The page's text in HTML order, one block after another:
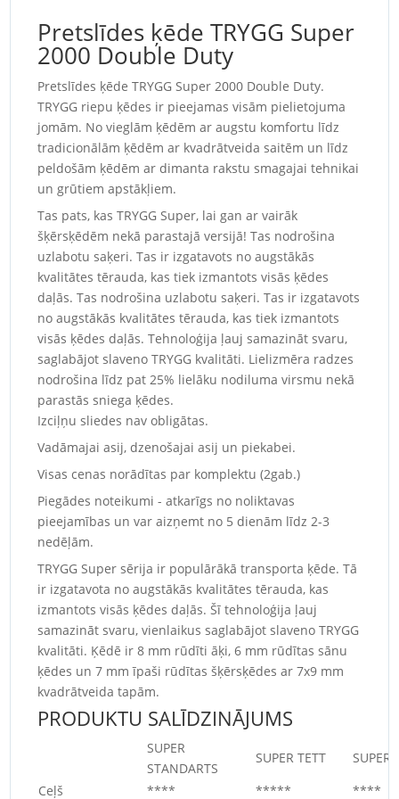
Pretslīdes ķēde TRYGG Super
2000 Double Duty
Pretslīdes ķēde TRYGG Super 2000 Double Duty.
TRYGG riepu ķēdes ir pieejamas visām pielietojuma
jomām. No vieglām ķēdēm ar augstu komfortu līdz
tradicionālām ķēdēm ar kvadrātveida saitēm un līdz
peldošām ķēdēm ar dimanta rakstu smagajai tehnikai
un grūtiem apstākļiem.
Tas pats, kas TRYGG Super, lai gan ar vairāk
šķērsķēdēm nekā parastajā versijā! Tas nodrošina
uzlabotu saķeri. Tas ir izgatavots no augstākās
kvalitātes tērauda, kas tiek izmantots visās ķēdes
daļās. Tas nodrošina uzlabotu saķeri. Tas ir izgatavots
no augstākās kvalitātes tērauda, kas tiek izmantots
visās ķēdes daļās. Tehnoloģija ļauj samazināt svaru,
saglabājot slaveno TRYGG kvalitāti. Lielizmēra radzes
nodrošina līdz pat 25% lielāku nodiluma virsmu nekā
parastās sniega ķēdes.
Izciļņu sliedes nav obligātas.
Vadāmajai asij, dzenošajai asij un piekabei.
Visas cenas norādītas par komplektu (2gab.)
Piegādes noteikumi - atkarīgs no noliktavas
pieejamības un var aizņemt no 5 dienām līdz 2-3
nedēļām.
TRYGG Super sērija ir populārākā transporta ķēde. Tā
ir izgatavota no augstākās kvalitātes tērauda, kas
izmantots visās ķēdes daļās. Šī tehnoloģija ļauj
samazināt svaru, vienlaikus saglabājot slaveno TRYGG
kvalitāti. Ķēdē ir 8 mm rūdīti āķi, 6 mm rūdītas sānu
ķēdes un 7 mm īpaši rūdītas šķērsķēdes ar 7x9 mm
kvadrātveida tapām.
PRODUKTU SALĪDZINĀJUMS
SUPER
STANDARTS
SUPER TETT
SUPER
Ceļš
**** ***** ****